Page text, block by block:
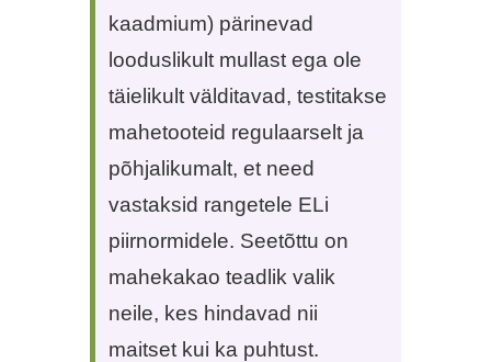
kaadmium) pärinevad
looduslikult mullast ega ole
täielikult välditavad, testitakse
mahetooteid regulaarselt ja
põhjalikumalt, et need
vastaksid rangetele ELi
piirnormidele. Seetõttu on
mahekakao teadlik valik
neile, kes hindavad nii
maitset kui ka puhtust.